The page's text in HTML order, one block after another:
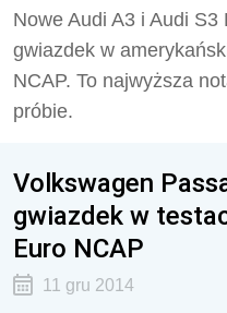
Nowe Audi A3 i Audi S3
gwiazdek w
NCAP. To najwyższa
próbie.
Volkswagen
gwiazdek w
Euro NCAP
11 gru 2014